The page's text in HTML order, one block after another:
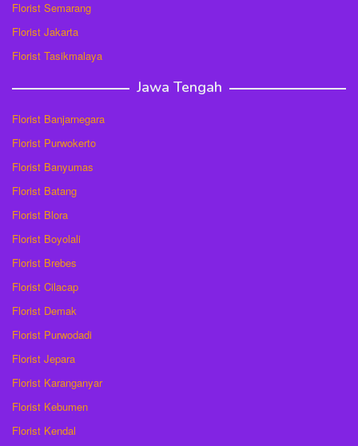
Florist Semarang
Florist Jakarta
Florist Tasikmalaya
Jawa Tengah
Florist Banjarnegara
Florist Purwokerto
Florist Banyumas
Florist Batang
Florist Blora
Florist Boyolali
Florist Brebes
Florist Cilacap
Florist Demak
Florist Purwodadi
Florist Jepara
Florist Karanganyar
Florist Kebumen
Florist Kendal